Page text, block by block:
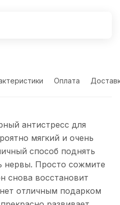
Оплата
антистресс для
мягкий и очень
способ поднять
нервы. Просто сожмите
снова восстановит
отличным подарком